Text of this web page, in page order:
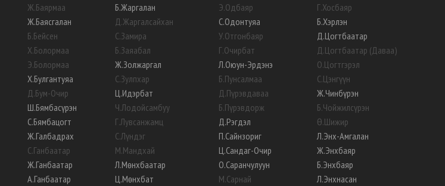
Ж.Баярмаа
Ж.Баясгалан
Б.Бейсен
Х.Болормаа
Э.Болормаа
Х.Булгантуяа
Д.Бум-Очир
Ш.Бямбасүрэн
С.Бямбацогт
Ж.Галбадрах
С.Ганбаатар
Ж.Ганбаатар
А.Ганбаатар
Б.Жаргалан
Д.Жаргалсайхан
С.Замира
Б.Заяабал
Ж.Золжаргал
С.Зулпхар
Ц.Идэрбат
Ч.Лодойсамбуу
Г.Лувсанжамц
С.Лүндэг
М.Мандхай
Л.Мөнхбаатар
Ц.Мөнхбат
Э.Одбаяр
С.Одонтуяа
У.Отгонбаяр
Г.Очирбат
Л.Оюун-Эрдэнэ
Б.Пунсалмаа
Д.Пүрэвдаваа
Б.Пүрэвдорж
Д.Рэгдэл
П.Сайнзориг
Ц.Сандаг-Очир
О.Саранчулуун
М.Сарнай
Г.Хосбаяр
Б.Хэрлэн
Д.Цогтбаатар
Д.Цогтбаатар (Даваа)
О.Цогтгэрэл
С.Цэнгүүн
Ж.Чинбүрэн
Б.Чойжилсүрэн
Ө.Шижир
Л.Энх-Амгалан
Ж.Энхбаяр
Б.Энхбаяр
Л.Энхнасан